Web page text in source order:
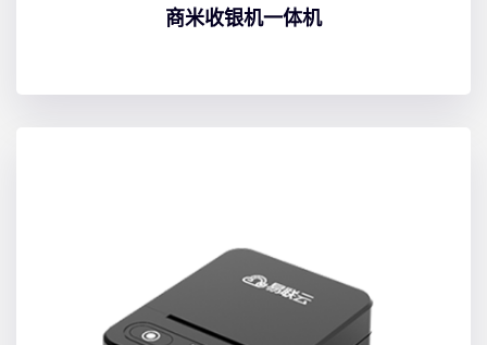
商米收银机一体机